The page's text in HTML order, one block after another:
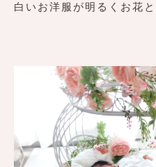
白いお洋服が明るくお花